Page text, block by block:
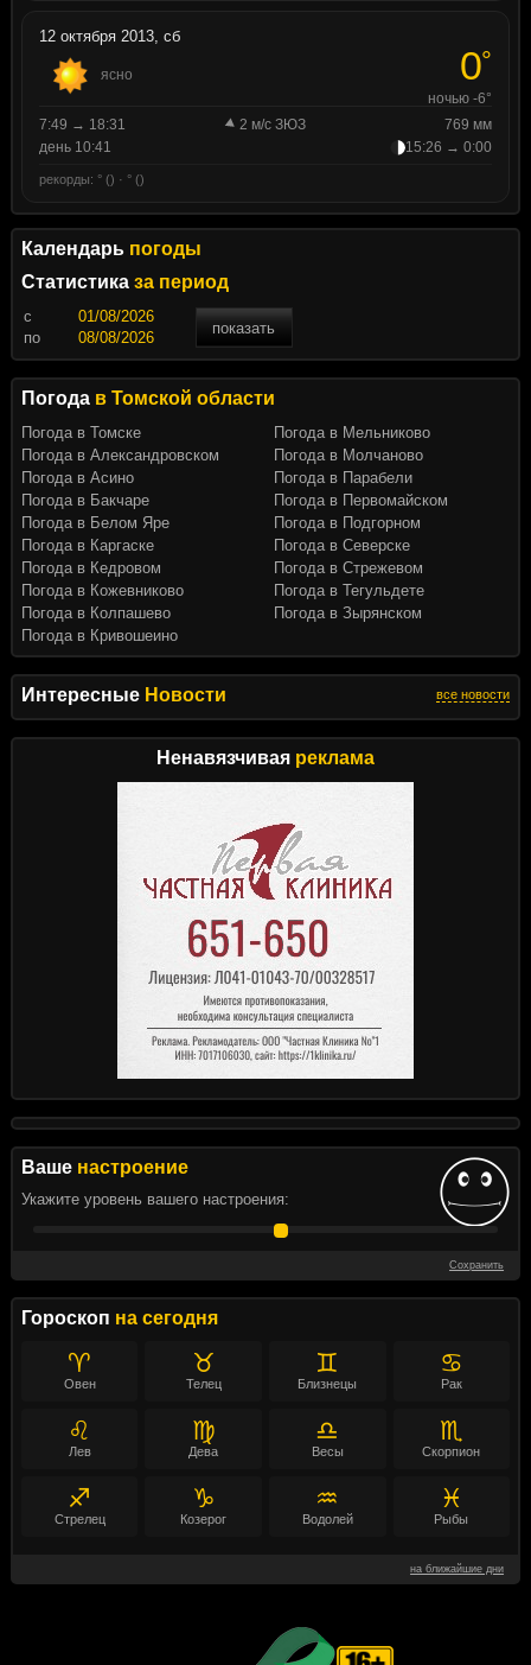
Интересные Новости все новости
Ненавязчивая реклама
Ваше настроение
Укажите уровень вашего настроения:
Сохранить
Гороскоп на сегодня
♈
Овен
♉
Телец
♊
Близнецы
♋
Рак
♌
Лев
♍
Дева
♎
Весы
♏
Скорпион
♐
Стрелец
♑
Козерог
♒
Водолей
♓
Рыбы
на ближайшие дни
12 октября 2013, сб
ясно 0°
ночью -6°
7:49 → 18:31
2 м/с ЗЮЗ
769 мм
день 10:41
15:26 → 0:00
рекорды: ° () · ° ()
Календарь погоды
Статистика за период
c
показать
по
Погода в Томской области
Погода в Томске
Погода в Александровском
Погода в Асино
Погода в Бакчаре
Погода в Белом Яре
Погода в Каргаске
Погода в Кедровом
Погода в Кожевниково
Погода в Колпашево
Погода в Кривошеино
Погода в Мельниково
Погода в Молчаново
Погода в Парабели
Погода в Первомайском
Погода в Подгорном
Погода в Северске
Погода в Стрежевом
Погода в Тегульдете
Погода в Зырянском